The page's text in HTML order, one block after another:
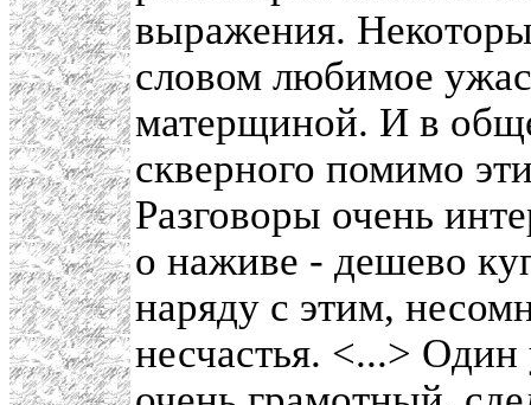
выражения.
словом любимое
матерщиной. И в
скверного помимо
Разговоры очень
о наживе - дешево
наряду с этим,
несчастья. <...>